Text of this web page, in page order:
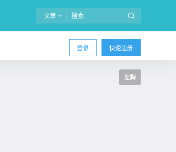
文章
登录 快速注册
左胸